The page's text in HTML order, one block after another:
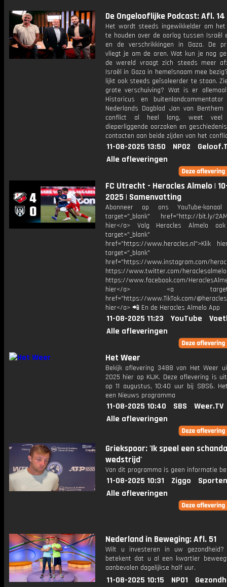
De Ongelooflijke Podcast: Afl. 14
Het wordt steeds ingewikkelder om
te houden over de oorlog tussen Israël
en de verschrikkingen in Gaza. De
vliegt je om de oren. Wat kun je nog
de wereld vraagt zich steeds meer
Israël in Gaza in hemelsnaam mee
lijkt ook steeds geïsoleerder te staan.
grote verschuiving? Wat is er
Historicus en
Nederlands Dagblad Jan van
conflict al heel lang, weet
dieperliggende oorzaken en
contacten aan beide zijden van het
11-08-2025 13:50 NPO2
Alle afleveringen
FC Utrecht - Heracles Almelo |
2025 | Samenvatting
Abonneer op ons YouTube-
target="_blank" href="http://bit.ly/
hier</a> Volg Heracles Almelo
target="_blank"
href="https://www.heracles.nl">Klik
target="_blank"
href="https://www.instagram.com/
https://www.twitter.com/heraclesalmelo
https://www.facebook.com/
hier</a> <a
href="https://www.TikTok.com/
hier</a> 📲 En de Heracles Almelo App
11-08-2025 11:23 YouTube
Alle afleveringen
Het Weer
Bekijk aflevering 3488 van Het Weer
2025 hier op KIJK. Deze aflevering is
op 11 augustus, 10:40 uur bij SBS6.
een Nieuws programma
11-08-2025 10:40 SBS
Weer.TV
Alle afleveringen
Griekspoor: 'Ik speel een
wedstrijd'
Van dit programma is geen informatie
11-08-2025 10:31 Ziggo
Alle afleveringen
Nederland in Beweging: Afl. 51
Wilt u investeren in uw gezondheid?
betekent dat u al een kwartier
aanbevolen dagelijkse half uur.
11-08-2025 10:15 NPO1